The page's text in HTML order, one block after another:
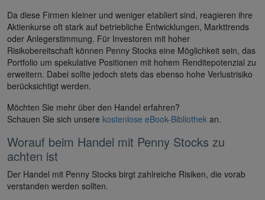
Da diese Firmen kleiner und weniger etabliert sind, reagieren ihre
Aktienkurse oft stark auf betriebliche Entwicklungen, Markttrends
oder Anlegerstimmung. Für Investoren mit hoher
Risikobereitschaft können Penny Stocks eine Möglichkeit sein, das
Portfolio um spekulative Positionen mit hohem Renditepotenzial zu
erweitern. Dabei sollte jedoch stets das ebenso hohe Verlustrisiko
berücksichtigt werden.
Möchten Sie mehr über den Handel erfahren?
Schauen Sie sich unsere kostenlose eBook-Bibliothek an.
Worauf beim Handel mit Penny Stocks zu
achten ist
Der Handel mit Penny Stocks birgt zahlreiche Risiken, die vorab
verstanden werden sollten.